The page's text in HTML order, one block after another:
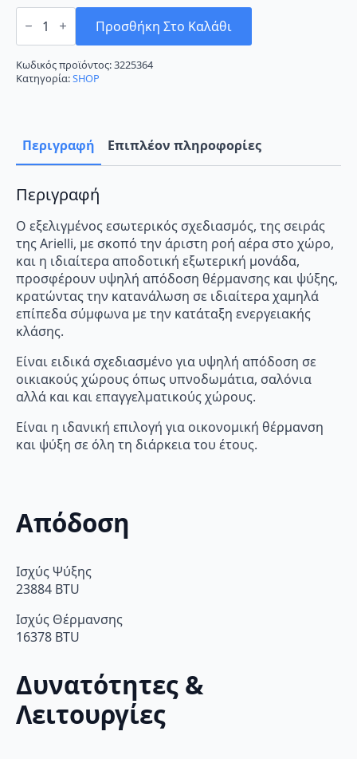
Arielli
ARSIN-
Κλιματιστικό
Inverter
24000
BTU
Προσθήκη Στο Καλάθι
Κωδικός προϊόντος:3225364
Κατηγορία:SHOP
Περιγραφή Επιπλέον πληροφορίες
Περιγραφή
Ο εξελιγμένος εσωτερικός σχεδιασμός, της σειράς
της Arielli, με σκοπό την άριστη ροή αέρα στο χώρο,
και η ιδιαίτερα αποδοτική εξωτερική μονάδα,
προσφέρουν υψηλή απόδοση θέρμανσης και ψύξης,
κρατώντας την κατανάλωση σε ιδιαίτερα χαμηλά
επίπεδα σύμφωνα με την κατάταξη ενεργειακής
κλάσης.
Είναι ειδικά σχεδιασμένο για υψηλή απόδοση σε
οικιακούς χώρους όπως υπνοδωμάτια, σαλόνια
αλλά και και επαγγελματικούς χώρους.
Είναι η ιδανική επιλογή για οικονομική θέρμανση
και ψύξη σε όλη τη διάρκεια του έτους.
Απόδοση
Ισχύς Ψύξης
23884 BTU
Ισχύς Θέρμανσης
16378 BTU
Δυνατότητες &
Λειτουργίες